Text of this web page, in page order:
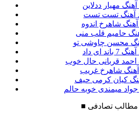
آهنگ مهیار ددلاین
آهنگ تست تست
آهنگ شاهرخ اندوه
حامیم قلب منی
محسن چاوشی تو
باند ای داد
احمد قربانی حال خوب
آهنگ شاهرخ غریب
کیان کرمی حیف
جواد میمندی خوبه حالم
■ مطالب تصادفی